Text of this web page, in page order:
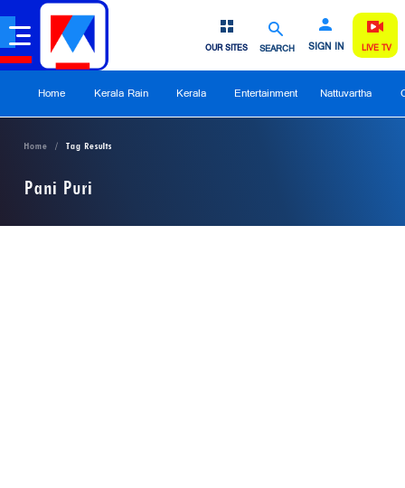
SEARCH SIGN IN
OUR SITES LIVE TV
Home Kerala Rain Kerala Entertainment Nattuvartha
Home Tag Results
Pani Puri